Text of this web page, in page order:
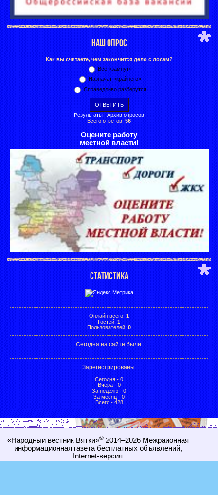
НАШ ОПРОС
Как вы считаете, чем закончится дело с лосем?
Всё «замнут»
Назначат «крайнего»
Справедливо разберутся
Результаты | Архив опросов
Всего ответов: 56
Оцените работу
местной власти!
СТАТИСТИКА
Онлайн всего: 1
Гостей: 1
Пользователей: 0
Сегодня на сайте были:
Зарегистрированы:
Сегодня - 0
Вчера - 0
За неделю - 0
За месяц - 0
Всего - 428
«Народный вестник Вятки»©2014–2026 Межрайонная
информационная газета бесплатных объявлений,
Internet-версия